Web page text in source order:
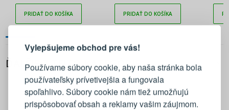
Vylepšujeme obchod pre vás!
Používame súbory cookie, aby naša stránka bola
používateľsky prívetivejšia a fungovala
spoľahlivo. Súbory cookie nám tiež umožňujú
prispôsobovať obsah a reklamy vašim záujmom.
PRIDAŤ DO KOŠÍKA PRIDAŤ DO KOŠÍKA
ĎALŠIE Z TEJTO KATEGÓRIE
PRIHLÁSENIE REGISTRÁCIA
Prihláste sa k svojmu účtu
E-mail